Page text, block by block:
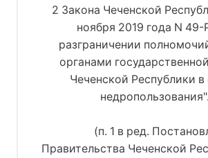
2 Закона Чеченской
ноября 2019 года N
разграничении
органами
Чеченской Республики в
недропользования".
(п. 1 в ред.
Правительства Чеченской